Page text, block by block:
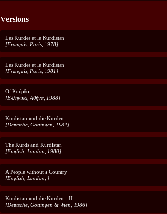
Versions
Les Kurdes et le Kurdistan
[Français, Paris, 1978]
Les Kurdes et le Kurdistan
[Français, Paris, 1981]
Οί Koύρδoι
[Ελληνικά, Αθήνα, 1988]
Kurdistan und die Kurden
[Deutsche, Göttingen, 1984]
The Kurds and Kurdistan
[English, London, 1980]
A People without a Country
[English, London, ]
Kurdistan und die Kurden - II
[Deutsche, Göttingen & Wien, 1986]